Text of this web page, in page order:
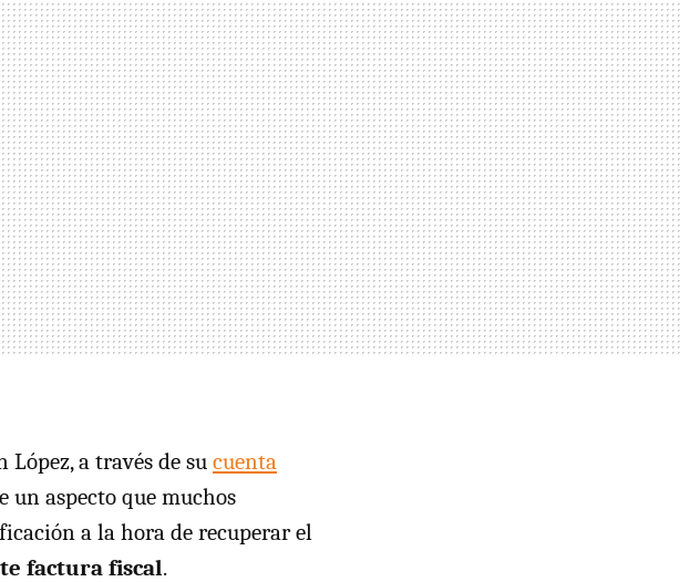
a través de su cuenta
un aspecto que muchos
a la hora de recuperar el
factura fiscal.